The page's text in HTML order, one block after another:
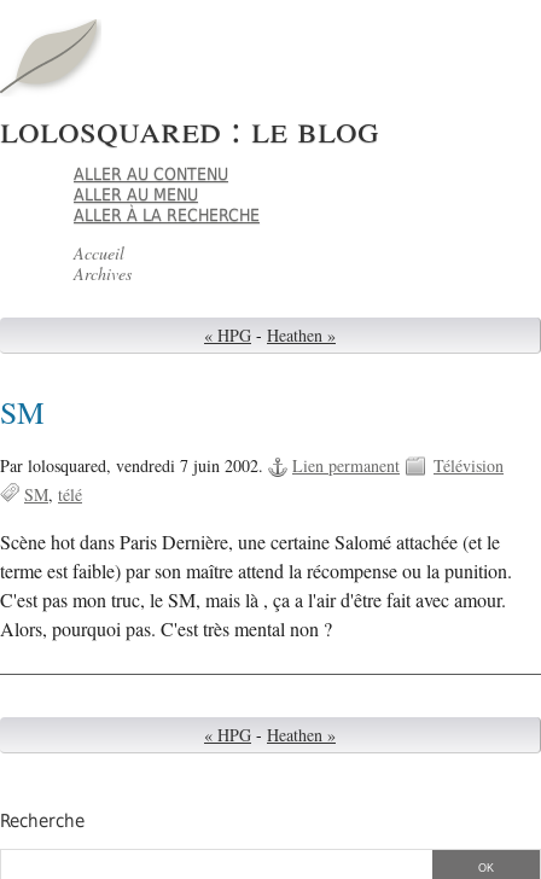
lolosquared : le blog
ALLER AU CONTENU
ALLER AU MENU
ALLER À LA RECHERCHE
Accueil
Archives
« HPG - Heathen »
SM
Par lolosquared, vendredi 7 juin 2002. Lien permanent
Télévision
SM télé
Scène hot dans Paris Dernière, une certaine Salomé attachée (et le
terme est faible) par son maître attend la récompense ou la punition.
C'est pas mon truc, le SM, mais là , ça a l'air d'être fait avec amour.
Alors, pourquoi pas. C'est très mental non ?
« HPG - Heathen »
Recherche